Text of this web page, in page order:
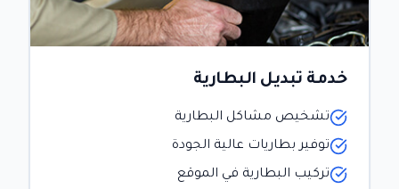
خدمة تبديل البطارية
تشخيص مشاكل البطارية
توفير بطاريات عالية الجودة
تركيب البطارية في الموقع